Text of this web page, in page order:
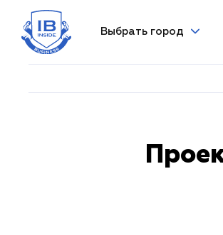
Выбрать город